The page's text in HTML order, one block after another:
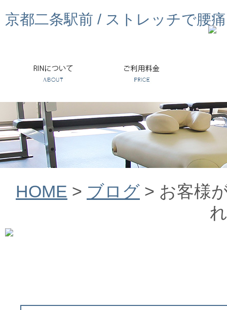
京都二条駅前 / ストレッチで腰
HOME > ブログ > お客様